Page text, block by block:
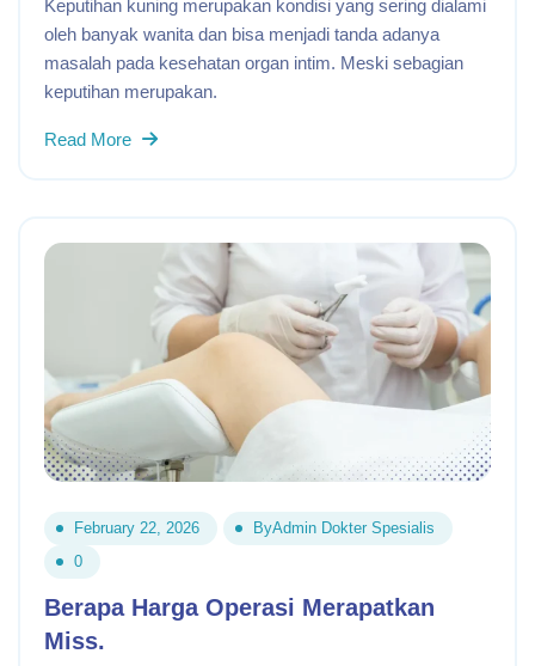
Keputihan kuning merupakan kondisi yang sering dialami
oleh banyak wanita dan bisa menjadi tanda adanya
masalah pada kesehatan organ intim. Meski sebagian
keputihan merupakan.
Read More
February 22, 2026 ByAdmin Dokter Spesialis
0
Berapa Harga Operasi Merapatkan
Miss.